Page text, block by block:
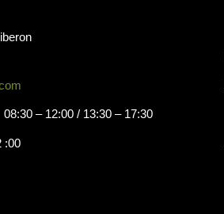
– 12:00 / 13:30 – 17:30
:00